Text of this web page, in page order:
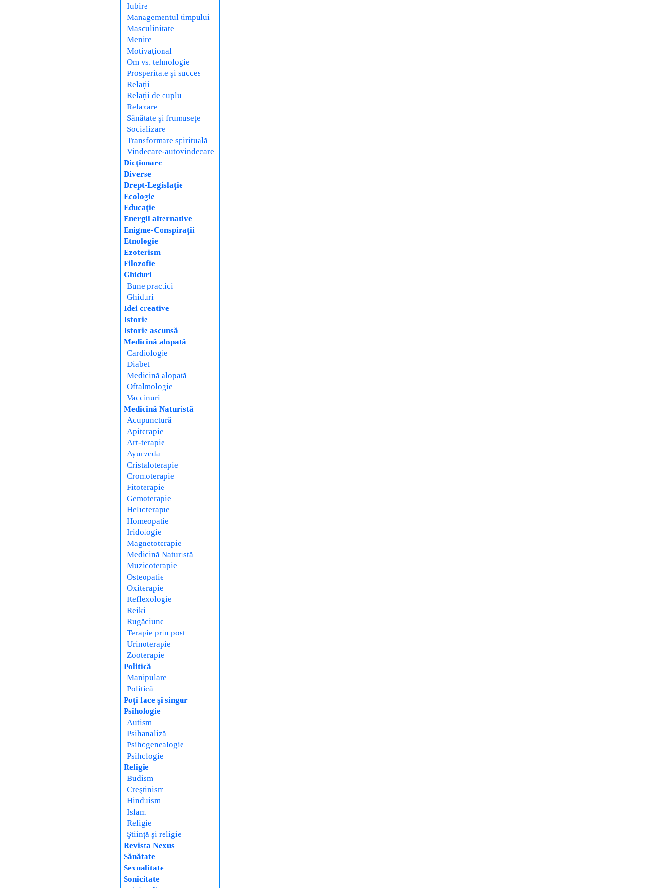
Iubire
Managementul timpului
Masculinitate
Menire
Motivaţional
Om vs. tehnologie
Prosperitate şi succes
Relaţii
Relaţii de cuplu
Relaxare
Sănătate şi frumuseţe
Socializare
Transformare spirituală
Vindecare-autovindecare
Dicţionare
Diverse
Drept-Legislaţie
Ecologie
Educaţie
Energii alternative
Enigme-Conspiraţii
Etnologie
Ezoterism
Filozofie
Ghiduri
Bune practici
Ghiduri
Idei creative
Istorie
Istorie ascunsă
Medicină alopată
Cardiologie
Diabet
Medicină alopată
Oftalmologie
Vaccinuri
Medicină Naturistă
Acupunctură
Apiterapie
Art-terapie
Ayurveda
Cristaloterapie
Cromoterapie
Fitoterapie
Gemoterapie
Helioterapie
Homeopatie
Iridologie
Magnetoterapie
Medicină Naturistă
Muzicoterapie
Osteopatie
Oxiterapie
Reflexologie
Reiki
Rugăciune
Terapie prin post
Urinoterapie
Zooterapie
Politică
Manipulare
Politică
Poţi face şi singur
Psihologie
Autism
Psihanaliză
Psihogenealogie
Psihologie
Religie
Budism
Creştinism
Hinduism
Islam
Religie
Ştiinţă şi religie
Revista Nexus
Sănătate
Sexualitate
Sonicitate